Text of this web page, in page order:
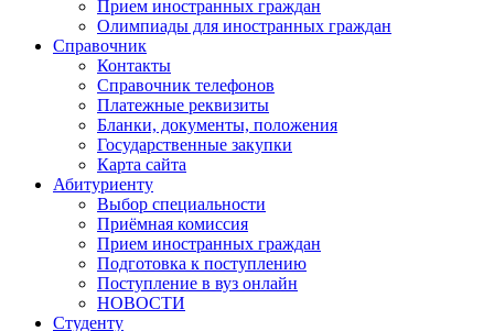
Прием иностранных граждан
Олимпиады для иностранных граждан
Справочник
Контакты
Справочник телефонов
Платежные реквизиты
Бланки, документы, положения
Государственные закупки
Карта сайта
Абитуриенту
Выбор специальности
Приёмная комиссия
Прием иностранных граждан
Подготовка к поступлению
Поступление в вуз онлайн
НОВОСТИ
Студенту